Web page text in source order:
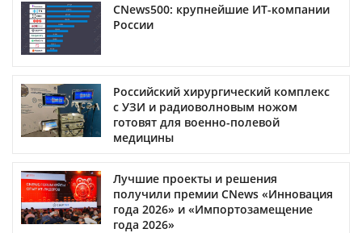
CNews500: крупнейшие ИТ-компании
России
Российский хирургический комплекс
с УЗИ и радиоволновым ножом
готовят для военно-полевой
медицины
Лучшие проекты и решения
получили премии CNews «Инновация
года 2026» и «Импортозамещение
года 2026»